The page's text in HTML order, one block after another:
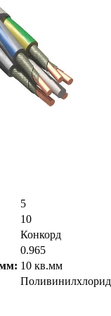
5
10
Конкорд
0.965
10 кв.мм